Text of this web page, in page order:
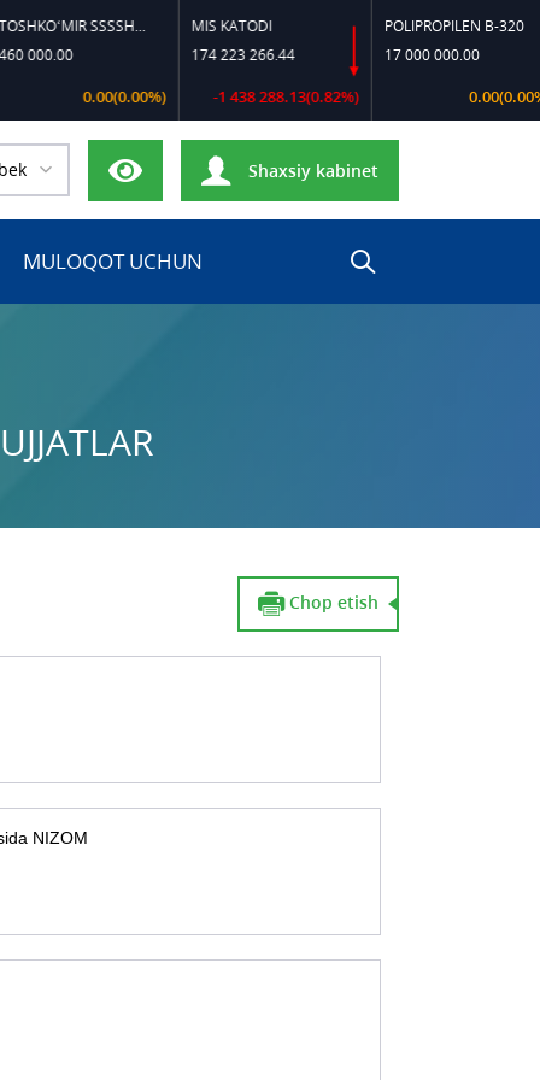
TOSHKO‘MIR SSSSH-13
0.00(0.00%)
MIS KATODI
174 223 266.44
-1 438 288.13(0.82%)
POLIPROPILEN B-320
17 000 000.00
0.00(0.00%)
Shaxsiy kabinet
MULOQOT UCHUN
Chop etish
NIZOM